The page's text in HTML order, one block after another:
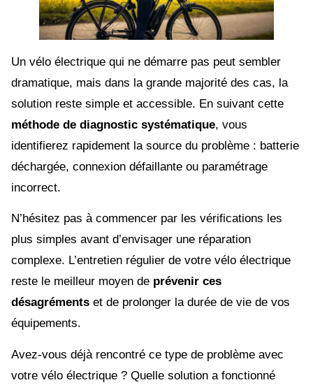
Un vélo électrique qui ne démarre pas peut sembler
dramatique, mais dans la grande majorité des cas, la
solution reste simple et accessible. En suivant cette
méthode de diagnostic systématique, vous
identifierez rapidement la source du problème : batterie
déchargée, connexion défaillante ou paramétrage
incorrect.
N’hésitez pas à commencer par les vérifications les
plus simples avant d’envisager une réparation
complexe. L’entretien régulier de votre vélo électrique
reste le meilleur moyen de prévenir ces
désagréments et de prolonger la durée de vie de vos
équipements.
Avez-vous déjà rencontré ce type de problème avec
votre vélo électrique ? Quelle solution a fonctionné